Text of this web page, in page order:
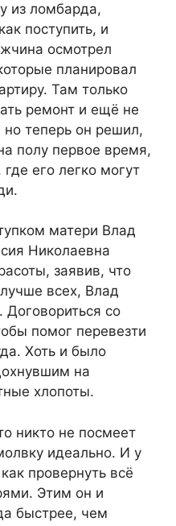
из ломбарда,
поступить, и
осмотрел
планировал
Там только
ремонт и ещё не
но теперь он решил,
полу первое время,
его легко могут
матери Влад
Николаевна
заявив, что
всех, Влад
Договориться со
помог перевезти
Хоть и было
на
хлопоты.
никто не посмеет
идеально. И у
провернуть всё
Этим он и
быстрее, чем